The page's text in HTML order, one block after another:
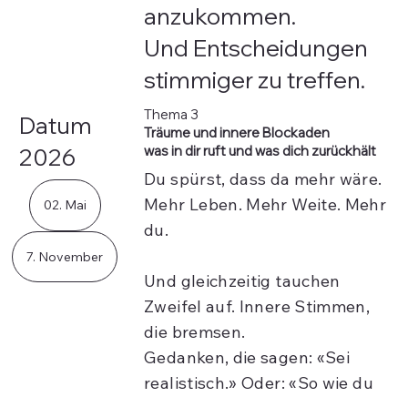
anzukommen.
Und Entscheidungen
stimmiger zu treffen.
Datum
2026
02. Mai
7. November
Thema 3
Träume und innere Blockaden
was in dir ruft und was dich zurückhält
Du spürst, dass da mehr wäre.
Mehr Leben. Mehr Weite. Mehr
du.
Und gleichzeitig tauchen
Zweifel auf. Innere Stimmen,
die bremsen.
Gedanken, die sagen: «Sei
realistisch.» Oder: «So wie du